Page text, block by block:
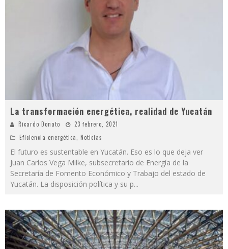
La transformación energética, realidad de Yucatán
Ricardo Donato
23 febrero, 2021
Eficiencia energética
Noticias
El futuro es sustentable en Yucatán. Eso es lo que deja ver
Juan Carlos Vega Milke, subsecretario de Energía de la
Secretaría de Fomento Económico y Trabajo del estado de
Yucatán. La disposición política y su p...